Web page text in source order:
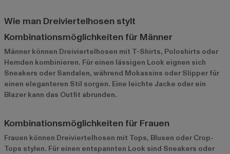
Wie man Dreiviertelhosen stylt
Kombinationsmöglichkeiten für Männer
Männer können Dreiviertelhosen mit T-Shirts, Poloshirts oder
Hemden kombinieren. Für einen lässigen Look eignen sich
Sneakers oder Sandalen, während Mokassins oder Slipper für
einen eleganteren Stil sorgen. Eine leichte Jacke oder ein
Blazer kann das Outfit abrunden.
Kombinationsmöglichkeiten für Frauen
Frauen können Dreiviertelhosen mit Tops, Blusen oder Crop-
Tops stylen. Für einen entspannten Look sind Sneakers oder